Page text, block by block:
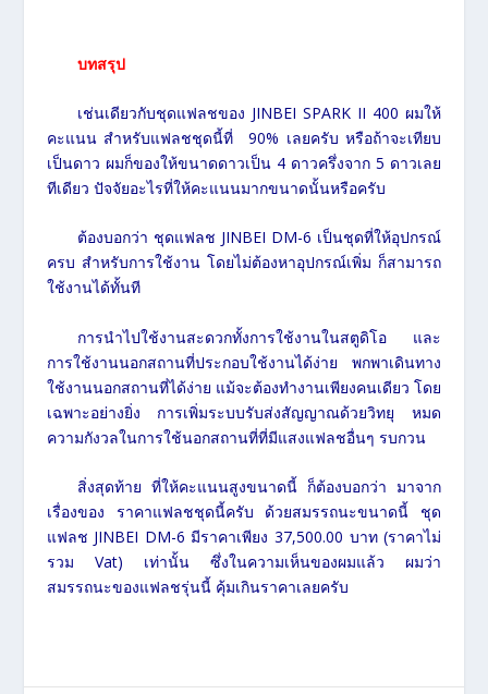
บทสรุป
เช่นเดียวกับชุดแฟลชของ JINBEI SPARK II 400 ผมให้
คะแนน สำหรับแฟลชชุดนี้ที่ 90% เลยครับ หรือถ้าจะเทียบ
เป็นดาว ผมก็ของให้ขนาดดาวเป็น 4 ดาวครึ่งจาก 5 ดาวเลย
ทีเดียว ปัจจัยอะไรที่ให้คะแนนมากขนาดนั้นหรือครับ
ต้องบอกว่า ชุดแฟลช JINBEI DM-6 เป็นชุดที่ให้อุปกรณ์
ครบ สำหรับการใช้งาน โดยไม่ต้องหาอุปกรณ์เพิ่ม ก็สามารถ
ใช้งานได้ทั้นที
การนำไปใช้งานสะดวกทั้งการใช้งานในสตูดิโอ และ
การใช้งานนอกสถานที่ประกอบใช้งานได้ง่าย พกพาเดินทาง
ใช้งานนอกสถานที่ได้ง่าย แม้จะต้องทำงานเพียงคนเดียว โดย
เฉพาะอย่างยิ่ง การเพิ่มระบบรับส่งสัญญาณด้วยวิทยุ หมด
ความกังวลในการใช้นอกสถานที่ที่มีแสงแฟลชอื่นๆ รบกวน
สิ่งสุดท้าย ที่ให้คะแนนสูงขนาดนี้ ก็ต้องบอกว่า มาจาก
เรื่องของ ราคาแฟลชชุดนี้ครับ ด้วยสมรรถนะขนาดนี้ ชุด
แฟลช JINBEI DM-6 มีราคาเพียง 37,500.00 บาท (ราคาไม่
รวม Vat) เท่านั้น ซึ่งในความเห็นของผมแล้ว ผมว่า
สมรรถนะของแฟลชรุ่นนี้ คุ้มเกินราคาเลยครับ